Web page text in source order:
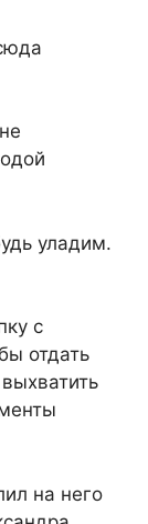
уладим.
с
отдать
на него